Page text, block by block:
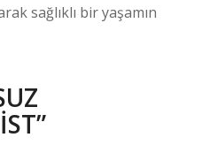
sağlıklı bir yaşamın